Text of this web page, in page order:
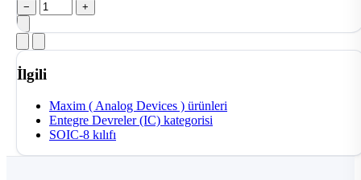
− +
İlgili
Maxim ( Analog Devices ) ürünleri
Entegre Devreler (IC) kategorisi
SOIC-8 kılıfı